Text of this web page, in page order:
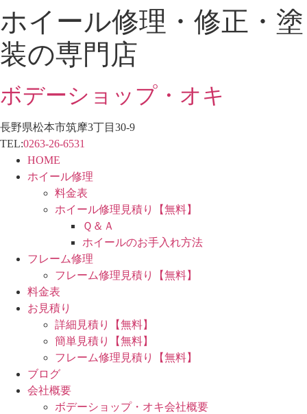
ン
テ
ン
に
キ
ッ
ホイール修理・修正・塗
装の専門店
ボデーショップ・オキ
長野県松本市筑摩3丁目30-9
TEL:0263-26-6531
HOME
ホイール修理
料金表
ホイール修理見積り【無料】
Ｑ＆Ａ
ホイールのお手入れ方法
フレーム修理
フレーム修理見積り【無料】
料金表
お見積り
詳細見積り【無料】
簡単見積り【無料】
フレーム修理見積り【無料】
ブログ
会社概要
ボデーショップ・オキ会社概要